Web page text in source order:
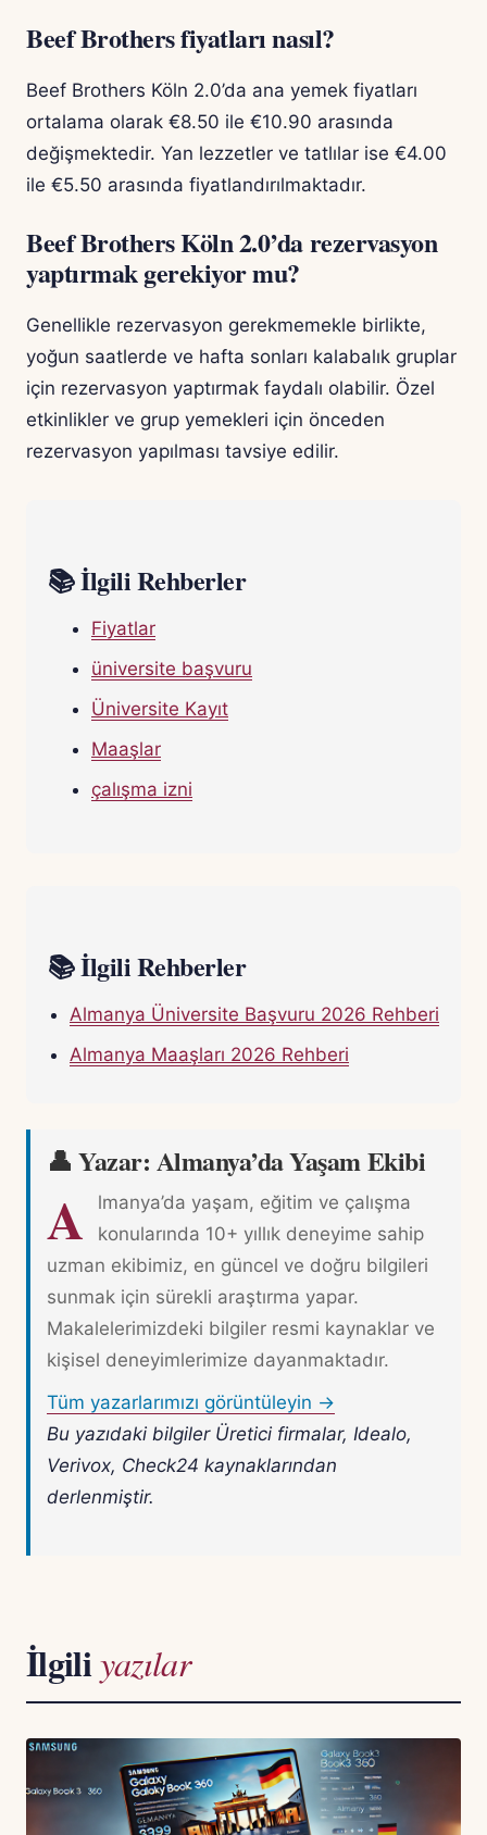
Beef Brothers fiyatları nasıl?
Beef Brothers Köln 2.0’da ana yemek fiyatları
ortalama olarak €8.50 ile €10.90 arasında
değişmektedir. Yan lezzetler ve tatlılar ise €4.00
ile €5.50 arasında fiyatlandırılmaktadır.
Beef Brothers Köln 2.0’da rezervasyon
yaptırmak gerekiyor mu?
Genellikle rezervasyon gerekmemekle birlikte,
yoğun saatlerde ve hafta sonları kalabalık gruplar
için rezervasyon yaptırmak faydalı olabilir. Özel
etkinlikler ve grup yemekleri için önceden
rezervasyon yapılması tavsiye edilir.
📚 İlgili Rehberler
Fiyatlar
üniversite başvuru
Üniversite Kayıt
Maaşlar
çalışma izni
📚 İlgili Rehberler
Almanya Üniversite Başvuru 2026 Rehberi
Almanya Maaşları 2026 Rehberi
👤 Yazar: Almanya’da Yaşam Ekibi
A
lmanya’da yaşam, eğitim ve çalışma
konularında 10+ yıllık deneyime sahip
uzman ekibimiz, en güncel ve doğru bilgileri
sunmak için sürekli araştırma yapar.
Makalelerimizdeki bilgiler resmi kaynaklar ve
kişisel deneyimlerimize dayanmaktadır.
Tüm yazarlarımızı görüntüleyin →
Bu yazıdaki bilgiler Üretici firmalar, Idealo,
Verivox, Check24 kaynaklarından
derlenmiştir.
İlgiliyazılar